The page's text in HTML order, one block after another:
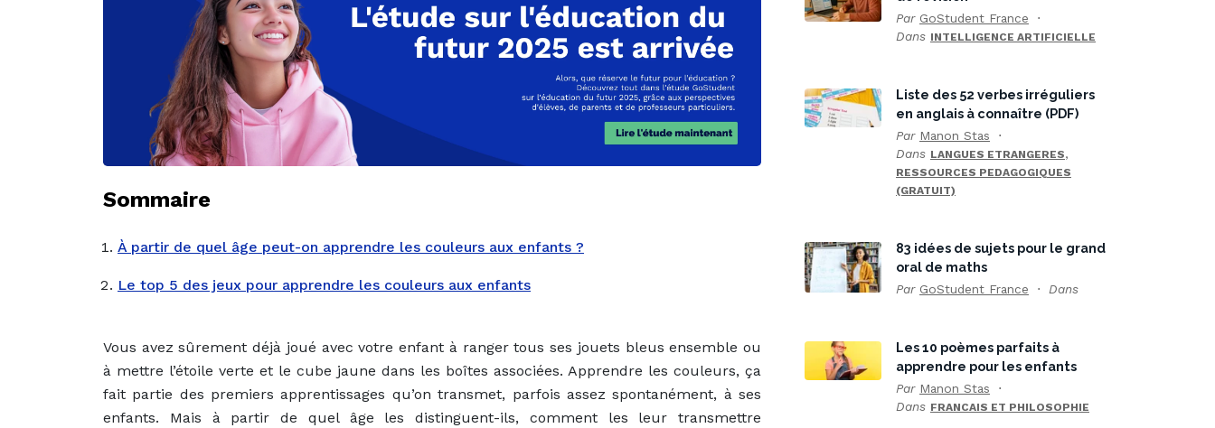
Sommaire
À partir de quel âge peut-on apprendre les couleurs aux enfants ?
Le top 5 des jeux pour apprendre les couleurs aux enfants
Vous avez sûrement déjà joué avec votre enfant à ranger tous ses jouets bleus ensemble ou
à mettre l’étoile verte et le cube jaune dans les boîtes associées. Apprendre les couleurs, ça
fait partie des premiers apprentissages qu’on transmet, parfois assez spontanément, à ses
enfants. Mais à partir de quel âge les distinguent-ils, comment les leur transmettre
Par GoStudent France
Dans INTELLIGENCE ARTIFICIELLE
Liste des 52 verbes irréguliers
en anglais à connaître (PDF)
Par Manon Stas
Dans LANGUES ETRANGERES,
RESSOURCES PEDAGOGIQUES
(GRATUIT)
83 idées de sujets pour le grand
oral de maths
Par GoStudent France Dans
Les 10 poèmes parfaits à
apprendre pour les enfants
Par Manon Stas
Dans FRANCAIS ET PHILOSOPHIE